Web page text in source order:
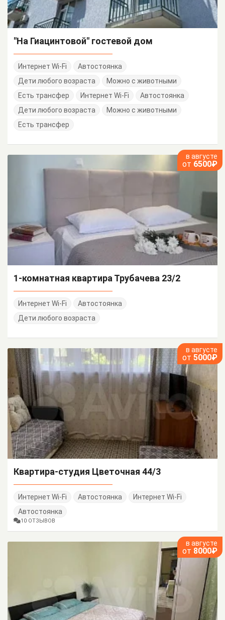
"На Гиацинтовой" гостевой дом
Интернет Wi-Fi
Автостоянка
Дети любого возраста
Можно с животными
Есть трансфер
Интернет Wi-Fi
Автостоянка
Дети любого возраста
Можно с животными
Есть трансфер
в августе
от 6500₽
1-комнатная квартира Трубачева 23/2
Интернет Wi-Fi
Автостоянка
Дети любого возраста
в августе
от 5000₽
Квартира-студия Цветочная 44/3
Интернет Wi-Fi Автостоянка
Интернет Wi-Fi
Автостоянка
10 ОТЗЫВОВ
в августе
от 8000₽